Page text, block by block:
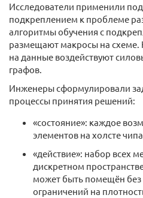
Исследователи применили
подкреплением к проблеме
алгоритмы обучения с
размещают макросы на
на данные воздействуют
графов.
Инженеры сформулировали
процессы принятия решений:
«состояние»: каждое
элементов на холсте
«действие»: набор всех
дискретном
может быть помещён без
ограничений на